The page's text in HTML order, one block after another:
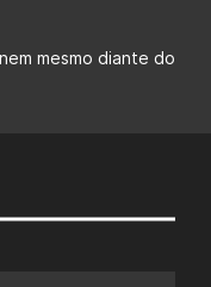
mesmo diante do